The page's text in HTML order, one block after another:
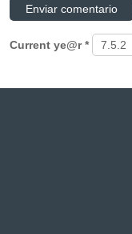
Current ye@r*